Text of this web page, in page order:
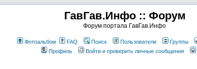
ГавГав.Инфо :: Форум
Форум портала ГавГав.Инфо
Фотоальбом FAQ Поиск Пользователи Группы
Профиль
Войти и проверить личные сообщения